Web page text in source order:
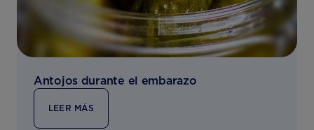
Antojos durante el embarazo
LEER MÁS